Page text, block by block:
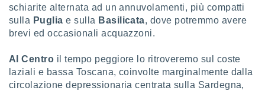
schiarite alternata ad un annuvolamenti, più compatti
sulla Puglia e sulla Basilicata, dove potremmo avere
brevi ed occasionali acquazzoni.
Al Centro il tempo peggiore lo ritroveremo sul coste
laziali e bassa Toscana, coinvolte marginalmente dalla
circolazione depressionaria centrata sulla Sardegna,